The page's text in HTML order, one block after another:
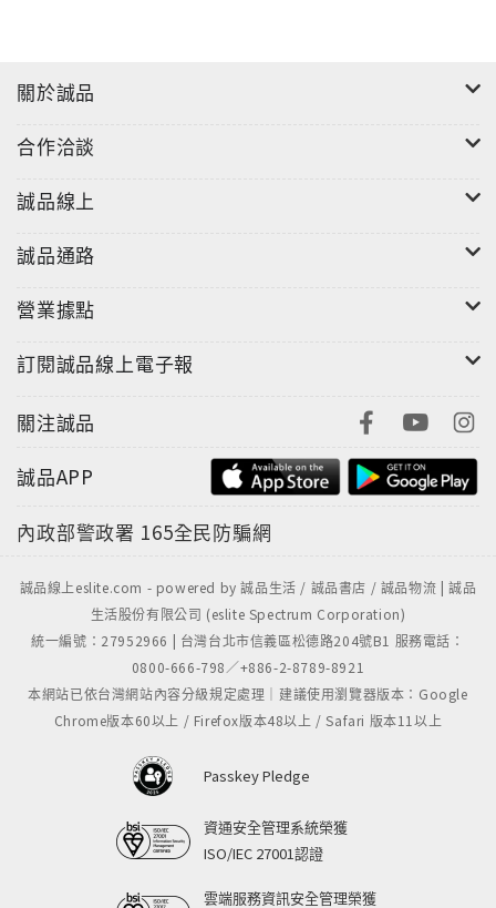
關於誠品
合作洽談
誠品線上
誠品通路
營業據點
訂閱誠品線上電子報
關注誠品
誠品APP
內政部警政署 165全民防騙網
誠品線上eslite.com - powered by 誠品生活 / 誠品書店 / 誠品物流 | 誠品
生活股份有限公司 (eslite Spectrum Corporation)
統一編號：27952966 | 台灣台北市信義區松德路204號B1 服務電話：
0800-666-798／+886-2-8789-8921
本網站已依台灣網站內容分級規定處理｜建議使用瀏覽器版本：Google
Chrome版本60以上 / Firefox版本48以上 / Safari 版本11以上
Passkey Pledge
資通安全管理系統榮獲
ISO/IEC 27001認證
雲端服務資訊安全管理榮獲